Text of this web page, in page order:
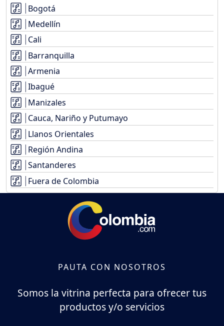
Bogotá
Medellín
Cali
Barranquilla
Armenia
Ibagué
Manizales
Cauca, Nariño y Putumayo
Llanos Orientales
Región Andina
Santanderes
Fuera de Colombia
PAUTA CON NOSOTROS
Somos la vitrina perfecta para ofrecer tus
productos y/o servicios